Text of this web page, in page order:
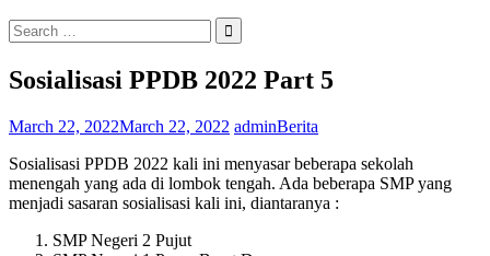
Search
for:
Sosialisasi PPDB 2022 Part 5
March 22, 2022March 22, 2022 adminBerita
Sosialisasi PPDB 2022 kali ini menyasar beberapa sekolah
menengah yang ada di lombok tengah. Ada beberapa SMP yang
menjadi sasaran sosialisasi kali ini, diantaranya :
SMP Negeri 2 Pujut